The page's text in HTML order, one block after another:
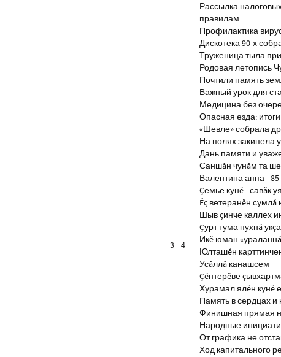
3 4
Рассылка
правилам
Профилактика
Дискотека 90-х
Труженица тыла
Родовая летопись
Почтили память
Важный урок для
Медицина без
Опасная езда:
«Шевле» собрала
На полях закипела
Дань памяти и
Саншăн чунăм та
Валентина аппа - 85
Çемье кунĕ - савăк
Ĕç ветеранĕн
Шыв çинче каллех
Çурт тума пухнă
Икĕ юман
Юлташĕн
Усăллă канашсем
Çĕнтерĕве
Хурамал ялĕн кунĕ
Память в сердцах и
Финишная прямая
Народные
От графика не
Ход капитального